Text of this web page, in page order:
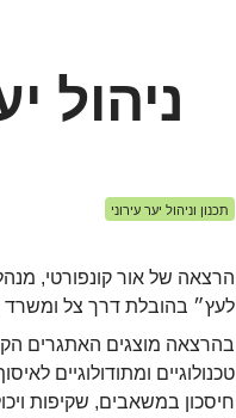
ניהול
תכנון וניהול יער עירוני
צילום: תומר אפלבאום
הרצאה של אור קונפורטי,
לעץ״ בהובלת דרך צל
בהרצאה מוצגים האתגרים
טכנולוגיים ומתודולוגיים
חיסכון במשאבים, שקיפות